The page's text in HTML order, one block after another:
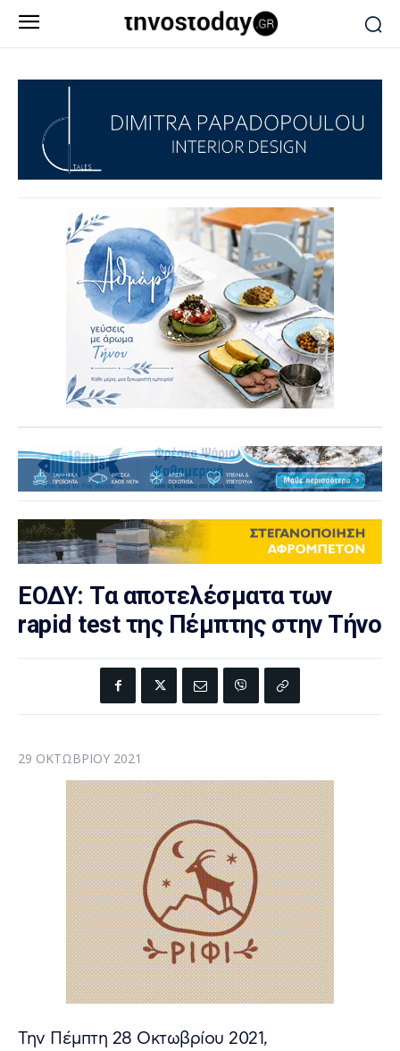
ΕΟΔΥ: Τα αποτελέσματα των
rapid test της Πέμπτης στην Τήνο
29 ΟΚΤΩΒΡΊΟΥ 2021
Την Πέμπτη 28 Οκτωβρίου 2021,